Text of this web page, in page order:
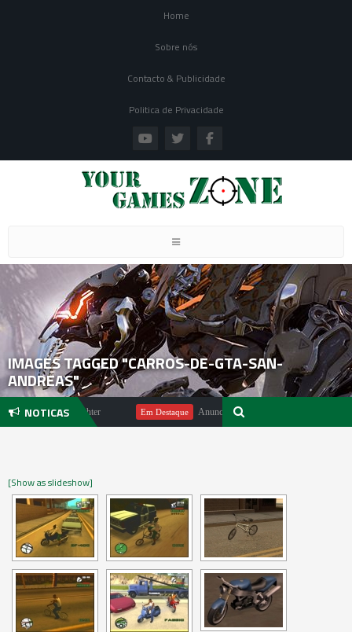
Home
Sobre nós
Contacto & Publicidade
Politica de Privacidade
Toggle navigation
IMAGES TAGGED "CARROS-DE-GTA-SAN-
ANDREAS"
NOTICAS
Michael Pachter Em Destaque Anunciado DualSense The Last of Us
[Show as slideshow]